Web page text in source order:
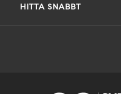
HITTA SNABBT